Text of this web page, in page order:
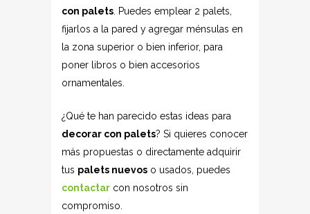
con palets . Puedes emplear 2 palets,
fijarlos a la pared y agregar ménsulas en
la zona superior o bien inferior, para
poner libros o bien accesorios
ornamentales.
¿Qué te han parecido estas ideas para
decorar con palets? Si quieres conocer
más propuestas o directamente adquirir
tus palets nuevos o usados, puedes
contactar con nosotros sin
compromiso.